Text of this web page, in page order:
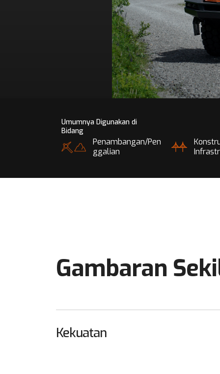
Umumnya Digunakan di
Bidang
Penambangan/Pen
ggalian
Gambaran
Kekuatan